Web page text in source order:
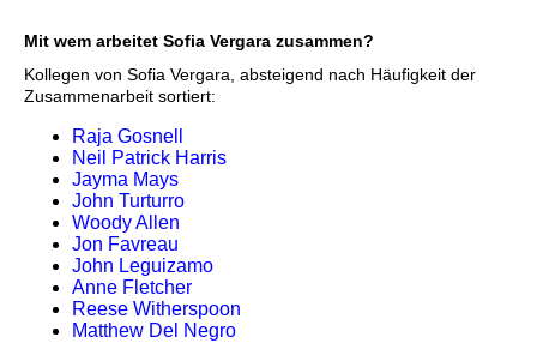
Mit wem arbeitet Sofia Vergara zusammen?
Kollegen von Sofia Vergara, absteigend nach Häufigkeit der
Zusammenarbeit sortiert:
Raja Gosnell
Neil Patrick Harris
Jayma Mays
John Turturro
Woody Allen
Jon Favreau
John Leguizamo
Anne Fletcher
Reese Witherspoon
Matthew Del Negro